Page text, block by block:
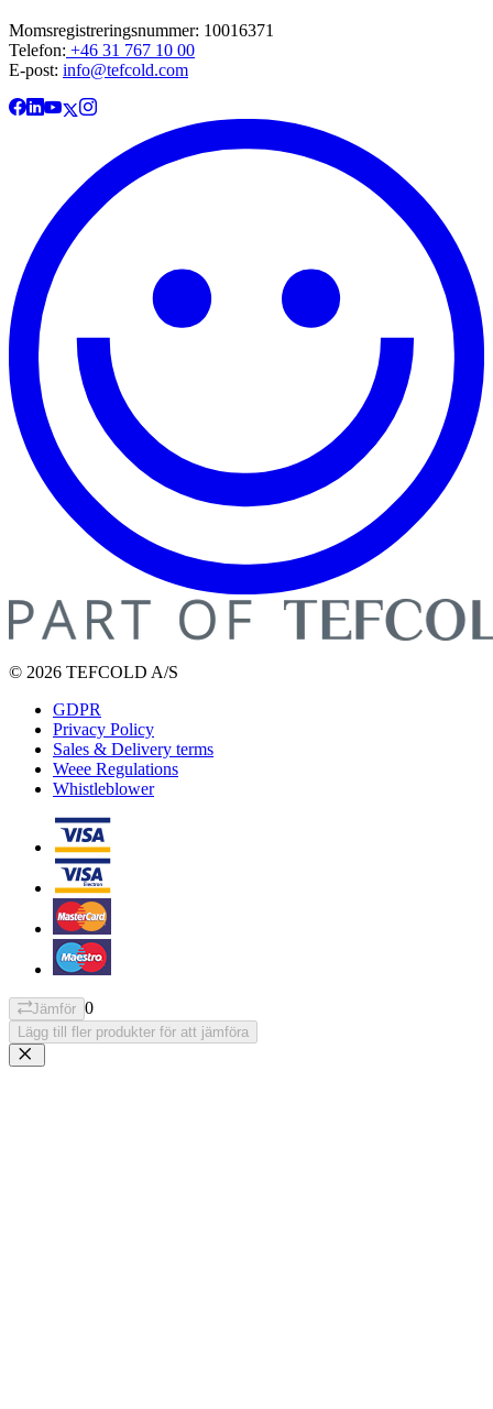
Momsregistreringsnummer: 10016371
Telefon: +46 31 767 10 00
E-post: info@tefcold.com
© 2026 TEFCOLD A/S
GDPR
Privacy Policy
Sales & Delivery terms
Weee Regulations
Whistleblower
Jämför 0
Lägg till fler produkter för att jämföra